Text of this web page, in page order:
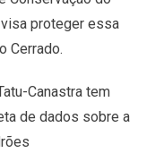
visa proteger essa
Cerrado.
Canastra tem
de dados sobre a